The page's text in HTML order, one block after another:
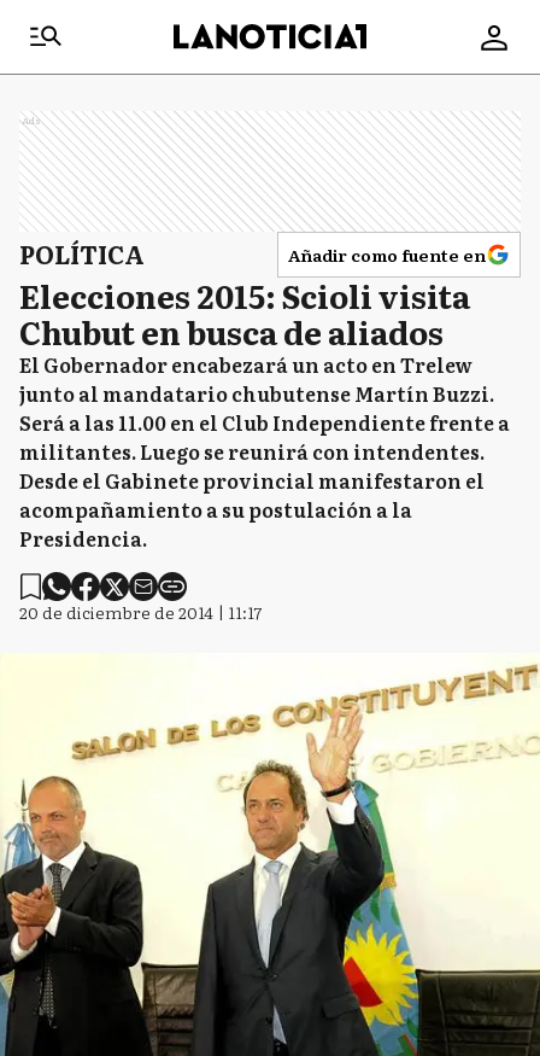
Ads
POLÍTICA Añadir como fuente en
Elecciones 2015: Scioli visita
Chubut en busca de aliados
El Gobernador encabezará un acto en Trelew
junto al mandatario chubutense Martín Buzzi.
Será a las 11.00 en el Club Independiente frente a
militantes. Luego se reunirá con intendentes.
Desde el Gabinete provincial manifestaron el
acompañamiento a su postulación a la
Presidencia.
20 de diciembre de 2014 | 11:17